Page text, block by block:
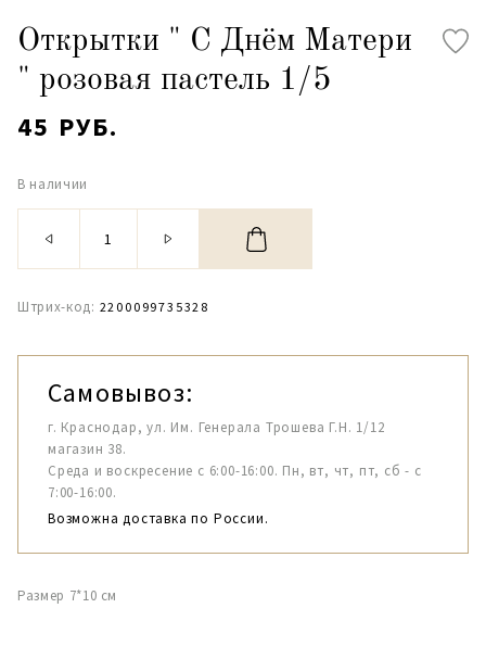
Открытки " С Днём Матери
" розовая пастель 1/5
45 РУБ.
В наличии
Штрих-код: 2200099735328
Самовывоз:
г. Краснодар, ул. Им. Генерала Трошева Г.Н. 1/12
магазин 38.
Среда и воскресение с 6:00-16:00. Пн, вт, чт, пт, сб - с
7:00-16:00.
Возможна доставка по России.
Размер 7*10 см